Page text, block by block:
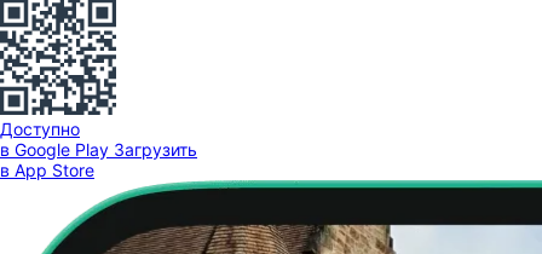
Доступно
в Google Play Загрузить
в App Store